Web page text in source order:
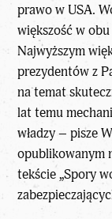
prawo w USA.
większość w
Najwyższym
prezydentów z
na temat
lat temu
władzy – pisze
opublikowanym
tekście „Spory